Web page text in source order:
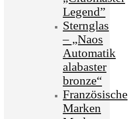
Legend”
Sternglas
– „Naos
Automatik
alabaster
bronze“
Französische
Marken